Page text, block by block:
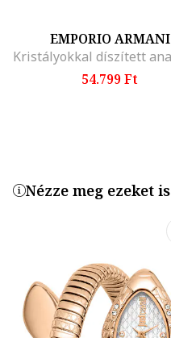
EMPORIO ARMANI
54.799 Ft
Nézze meg ezeket is